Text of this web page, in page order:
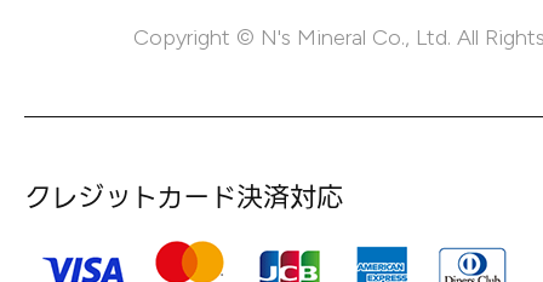
Copyright © N's Mineral Co., Ltd. All
クレジットカード決済対応